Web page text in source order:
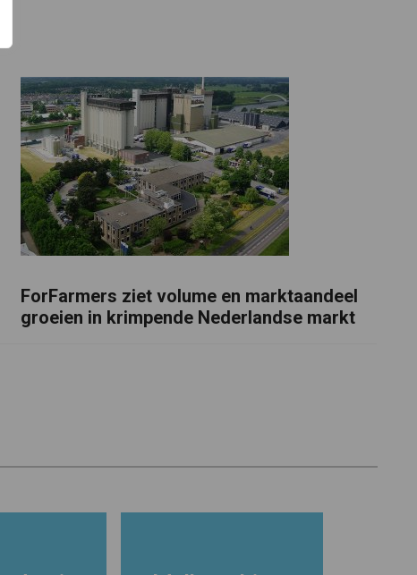
ForFarmers ziet volume en marktaandeel
groeien in krimpende Nederlandse markt